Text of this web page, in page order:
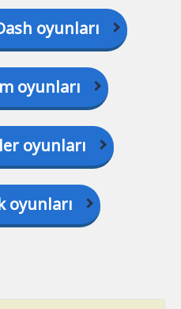
oyunları
oyunları
oyunları
oyunları